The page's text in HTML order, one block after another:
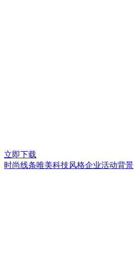
立即下载
时尚线条唯美科技风格企业活动背景